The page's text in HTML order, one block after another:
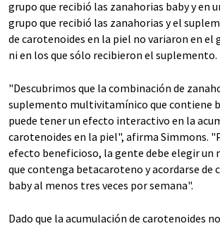
grupo que recibió las zanahorias baby y en
grupo que recibió las zanahorias y el
de carotenoides en la piel no variaron en el
ni en los que sólo recibieron el suplemento.
"Descubrimos que la combinación de
suplemento multivitamínico que contiene
puede tener un efecto interactivo en la
carotenoides en la piel", afirma Simmons.
efecto beneficioso, la gente debe elegir
que contenga betacaroteno y acordarse de
baby al menos tres veces por semana".
Dado que la acumulación de carotenoides